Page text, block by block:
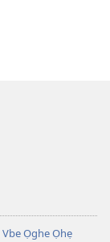
Ọghe Ọhẹ